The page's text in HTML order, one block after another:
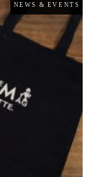
NEWS & EVENTS